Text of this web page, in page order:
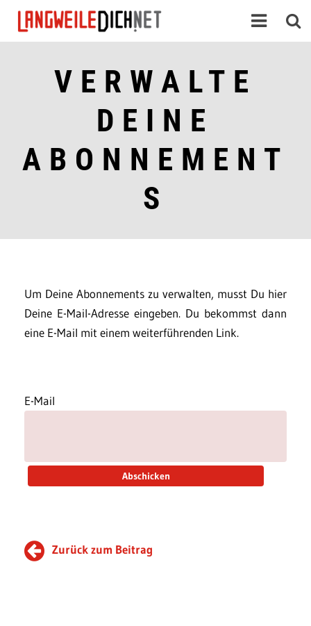
VERWALTE
DEINE
ABONNEMENT
S
Um Deine Abonnements zu verwalten, musst Du hier
Deine E-Mail-Adresse eingeben. Du bekommst dann
eine E-Mail mit einem weiterführenden Link.
E-Mail
Zurück zum Beitrag